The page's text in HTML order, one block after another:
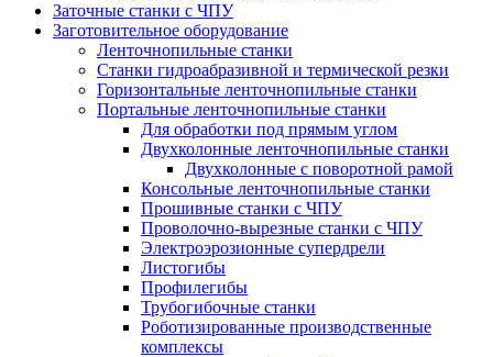
Заточные станки с ЧПУ
Заготовительное оборудование
Ленточнопильные станки
Станки гидроабразивной и термической резки
Горизонтальные ленточнопильные станки
Портальные ленточнопильные станки
Для обработки под прямым углом
Двухколонные ленточнопильные станки
Двухколонные с поворотной рамой
Консольные ленточнопильные станки
Прошивные станки с ЧПУ
Проволочно-вырезные станки с ЧПУ
Электроэрозионные супердрели
Листогибы
Профилегибы
Трубогибочные станки
Роботизированные производственные
комплексы